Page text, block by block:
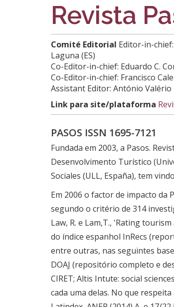
Revista
Comité Editorial Editor-in-
Laguna (ES)
Co-Editor-in-chief: Eduardo C.
Co-Editor-in-chief: Francisco
Assistant Editor: António
Link para site/plataforma
PASOS ISSN 1695-7121
Fundada em 2003, a Pasos.
Desenvolvimento Turístico
Sociales (ULL, España), tem
Em 2006 o factor de impacto da
segundo o critério de 314
Law, R. e Lam,T., 'Rating
do índice espanhol InRecs
entre outras, nas seguintes
DOAJ (repositório completo e
CIRET; Altis Intute: social
cada uma delas. No que